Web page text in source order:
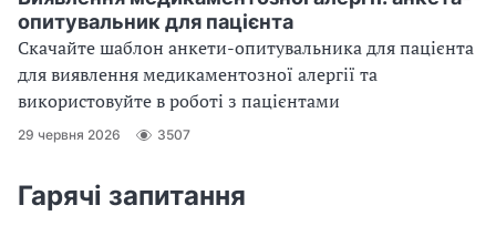
опитувальник для пацієнта
Скачайте шаблон анкети-опитувальника для пацієнта
для виявлення медикаментозної алергії та
використовуйте в роботі з пацієнтами
29 червня 2026 3507
Гарячі запитання